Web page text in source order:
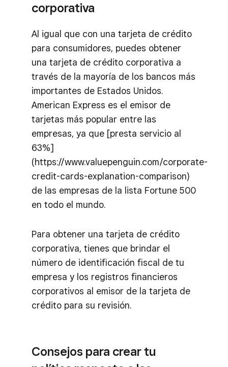
corporativa
Al igual que con una tarjeta de crédito
para consumidores, puedes obtener
una tarjeta de crédito corporativa a
través de la mayoría de los bancos más
importantes de Estados Unidos.
American Express es el emisor de
tarjetas más popular entre las
empresas, ya que [presta servicio al
63%]
(https://www.valuepenguin.com/corporate-
credit-cards-explanation-comparison)
de las empresas de la lista Fortune 500
en todo el mundo.
Para obtener una tarjeta de crédito
corporativa, tienes que brindar el
número de identificación fiscal de tu
empresa y los registros financieros
corporativos al emisor de la tarjeta de
crédito para su revisión.
Consejos para crear tu